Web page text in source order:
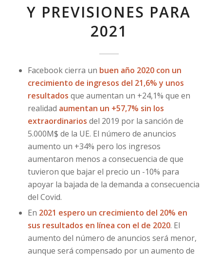
Y PREVISIONES PARA
2021
Facebook cierra un buen año 2020 con un
crecimiento de ingresos del 21,6% y unos
resultados que aumentan un +24,1% que en
realidad aumentan un +57,7% sin los
extraordinarios del 2019 por la sanción de
5.000M$ de la UE. El número de anuncios
aumento un +34% pero los ingresos
aumentaron menos a consecuencia de que
tuvieron que bajar el precio un -10% para
apoyar la bajada de la demanda a consecuencia
del Covid.
En 2021 espero un crecimiento del 20% en
sus resultados en línea con el de 2020. El
aumento del número de anuncios será menor,
aunque será compensado por un aumento de